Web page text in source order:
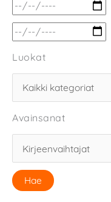
Luokat
Avainsanat